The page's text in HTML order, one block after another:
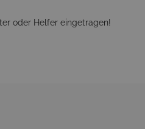
oder Helfer eingetragen!